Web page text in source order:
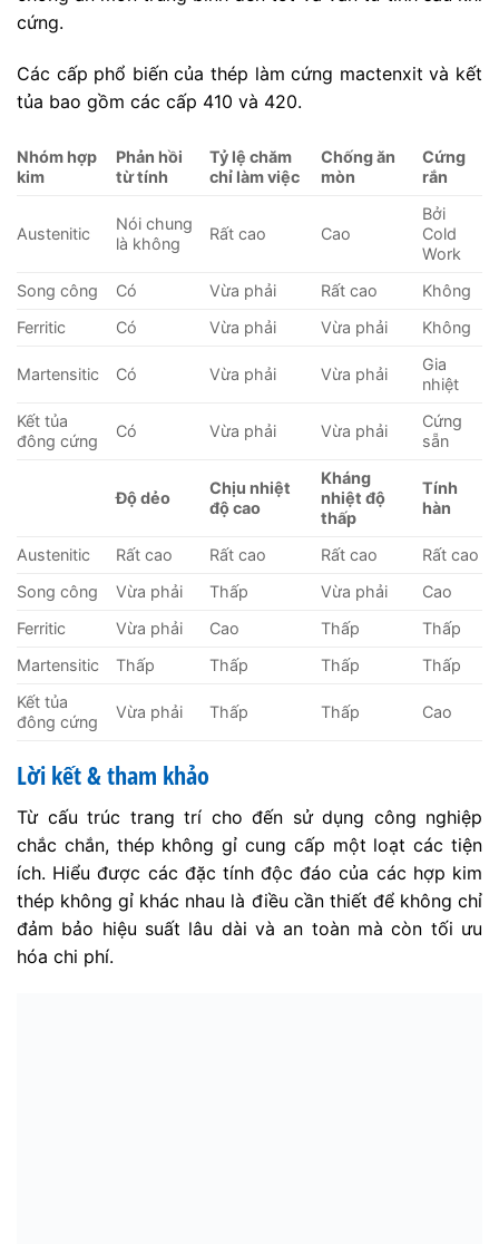
cứng.
Các cấp phổ biến của thép làm cứng mactenxit và kết
tủa bao gồm các cấp 410 và 420.
Nhóm hợp
kim
Phản hồi
từ tính
Tỷ lệ chăm
chỉ làm việc
Chống ăn
mòn
Cứng
rắn
Austenitic
Nói chung
là không
Rất cao Cao
Bởi
Cold
Work
Song công
Có Vừa phải Rất cao
Không
Ferritic
Có Vừa phải Vừa phải Không
Martensitic Có Vừa phải Vừa phải
Gia
nhiệt
Kết tủa
đông cứng
Có Vừa phải Vừa phải
Cứng
sẵn
Độ dẻo
Chịu nhiệt
độ cao
Kháng
nhiệt độ
thấp
Tính
hàn
Austenitic Rất cao Rất cao Rất cao
Rất cao
Song công
Vừa phải Thấp Vừa phải
Cao
Ferritic
Vừa phải Cao Thấp
Thấp
Martensitic
Thấp Thấp Thấp
Thấp
Kết tủa
đông cứng
Vừa phải Thấp Thấp Cao
Lời kết & tham khảo
Từ cấu trúc trang trí cho đến sử dụng công nghiệp
chắc chắn, thép không gỉ cung cấp một loạt các tiện
ích. Hiểu được các đặc tính độc đáo của các hợp kim
thép không gỉ khác nhau là điều cần thiết để không chỉ
đảm bảo hiệu suất lâu dài và an toàn mà còn tối ưu
hóa chi phí.